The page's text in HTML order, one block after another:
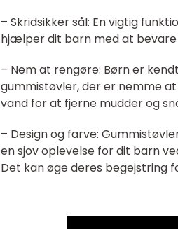
– Skridsikker sål: En vigtig
hjælper dit barn med at bevare
– Nem at rengøre: Børn er
gummistøvler, der er nemme
vand for at fjerne mudder og
– Design og farve:
en sjov oplevelse for dit barn
Det kan øge deres begejstring